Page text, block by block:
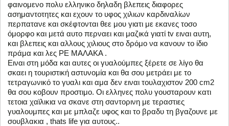
φαινομενο πολυ ελληνικο δηλαδη βλεπεις διαφορες
ασημαντοτητες και εχουν το υφος χιλιων καρδιναλίων
περπατανε και σκέφτονται θεε μου γιατι με εκανες τοσο
όμορφο και μετά αυτο περναει και μαζικά γιατί tv ειναι αυτη,
και βλεπεις και αλλους χιλιους στο δρόμο να κανουν το ίδιο
πράμα και λες ΡΕ ΜΑΛΑΚΑ .
Ειναι στη μόδα και αυτες οι γυαλούμπες ξέρετε σε λίγο θα
σκαει η τουριστική αστυνομία και θα σου μετράει με το
τετραγωνικό το γυαλι και αμα δεν ειναι τουλαχιστον 200 cm2
θα σου κοβουν προστιμο. Οι ελληνες πολυ γουσταρουν κατι
τετοια χαϊλικια να σκανε στη σαντορινη με τεραστιες
γυαλουμπες και με μπλαζε υφος και το βραδυ τη βγαζουνε με
σουβλακια , thats life για αυτους..